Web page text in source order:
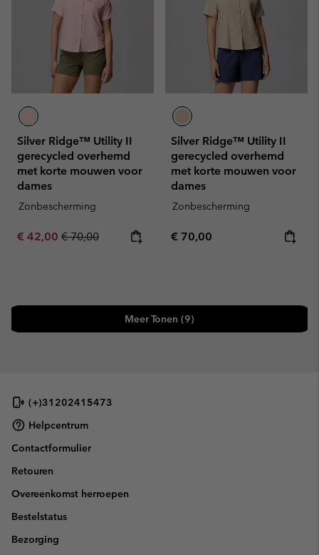
Silver Ridge™ Utility II
gerecycled overhemd
met korte mouwen voor
dames
Zonbescherming
Sale price:
€ 42,00 Regular price:
€ 70,00
Silver Ridge™ Utility II
gerecycled overhemd
met korte mouwen voor
dames
Zonbescherming
Regular price:
€ 70,00
Meer Tonen (9)
(+)31202415473
Helpcentrum
Contactformulier
Retouren
Overeenkomst herroepen
Bestelstatus
Bezorging